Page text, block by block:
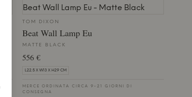
TOM DIXON
Beat Wall Lamp Eu
MATTE BLACK
556 €
L22.5 X W13 X H29 CM
MERCE ORDINATA CIRCA 9-21 GIORNI DI
CONSEGNA